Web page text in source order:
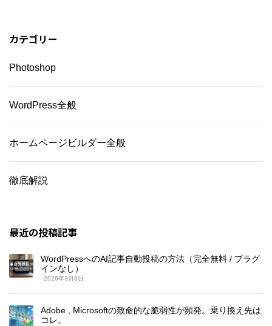
カテゴリー
Photoshop
WordPress全般
ホームページビルダー全般
徹底解説
最近の投稿記事
WordPressへのAI記事自動投稿の方法（完全無料 / プラグ
インなし）
2026年3月6日
Adobe , Microsoftの致命的な脆弱性が頻発。乗り換え先は
コレ。